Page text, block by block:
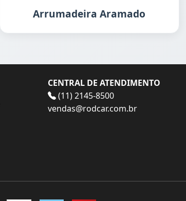
Arrumadeira Aramado
CENTRAL DE ATENDIMENTO
(11) 2145-8500
vendas@rodcar.com.br